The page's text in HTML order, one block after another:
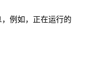
例如，正在运行的